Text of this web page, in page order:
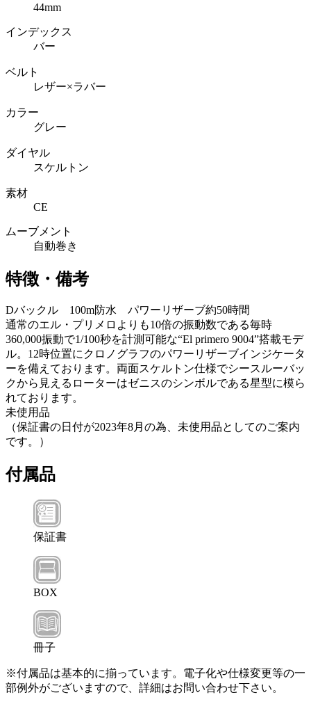
44mm
インデックス
バー
ベルト
レザー×ラバー
カラー
グレー
ダイヤル
スケルトン
素材
CE
ムーブメント
自動巻き
特徴・備考
Dバックル 100m防水 パワーリザーブ約50時間
通常のエル・プリメロよりも10倍の振動数である毎時
360,000振動で1/100秒を計測可能な“El primero 9004”搭載モデ
ル。12時位置にクロノグラフのパワーリザーブインジケータ
ーを備えております。両面スケルトン仕様でシースルーバッ
クから見えるローターはゼニスのシンボルである星型に模ら
れております。
未使用品
（保証書の日付が2023年8月の為、未使用品としてのご案内
です。）
付属品
保証書
BOX
冊子
※付属品は基本的に揃っています。電子化や仕様変更等の一
部例外がございますので、詳細はお問い合わせ下さい。